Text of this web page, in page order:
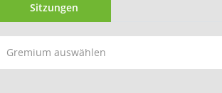
Sitzungen
Gremium auswählen